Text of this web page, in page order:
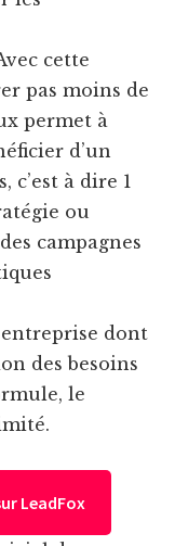
cette
pas moins de
permet à
d’un
c’est à dire 1
ou
campagnes
entreprise dont
des besoins
le
LeadFox